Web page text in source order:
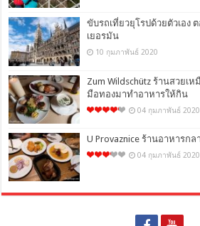
ขับรถเที่ยวยุโรปด้วยตัวเอง
เยอรมัน
10 กุมภาพันธ์ 2020
Zum Wildschütz ร้านสวยเ
มือทองมาทำอาหารให้กิน
04 กุมภาพันธ์ 2020
U Provaznice ร้านอาหารกล
04 กุมภาพันธ์ 2020